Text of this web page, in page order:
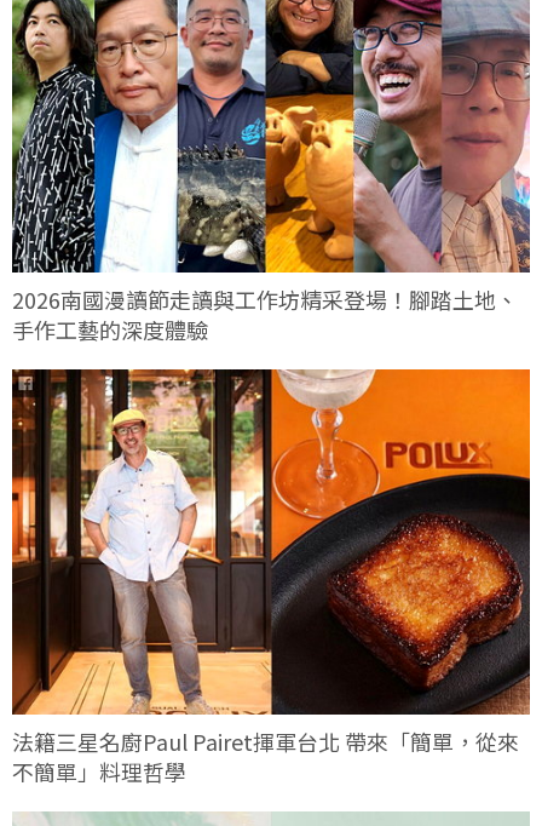
2026南國漫讀節走讀與工作坊精采登場！腳踏土地、
手作工藝的深度體驗
法籍三星名廚Paul Pairet揮軍台北 帶來「簡單，從來
不簡單」料理哲學